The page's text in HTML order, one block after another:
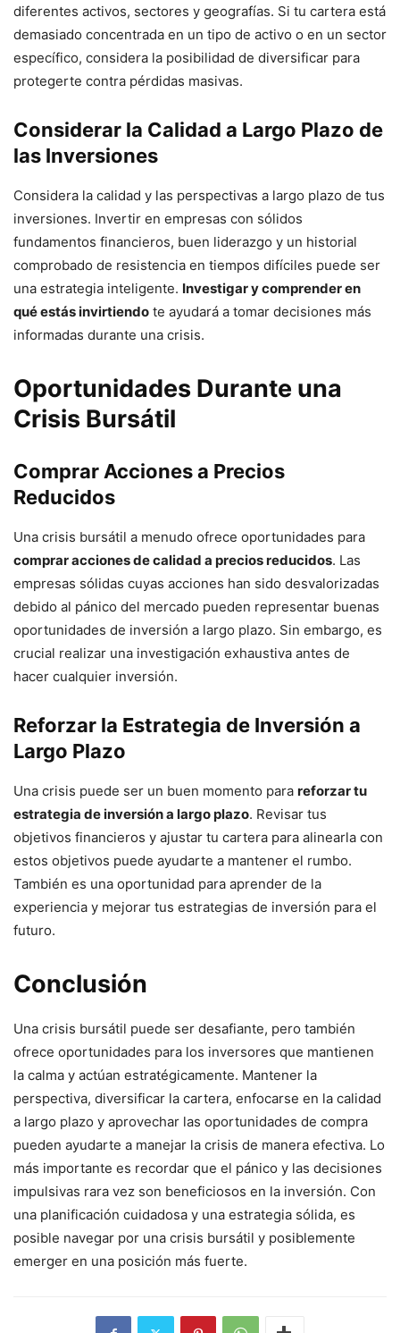
diferentes activos, sectores y geografías. Si tu cartera está
demasiado concentrada en un tipo de activo o en un sector
específico, considera la posibilidad de diversificar para
protegerte contra pérdidas masivas.
Considerar la Calidad a Largo Plazo de
las Inversiones
Considera la calidad y las perspectivas a largo plazo de tus
inversiones. Invertir en empresas con sólidos
fundamentos financieros, buen liderazgo y un historial
comprobado de resistencia en tiempos difíciles puede ser
una estrategia inteligente. Investigar y comprender en
qué estás invirtiendo te ayudará a tomar decisiones más
informadas durante una crisis.
Oportunidades Durante una
Crisis Bursátil
Comprar Acciones a Precios
Reducidos
Una crisis bursátil a menudo ofrece oportunidades para
comprar acciones de calidad a precios reducidos. Las
empresas sólidas cuyas acciones han sido desvalorizadas
debido al pánico del mercado pueden representar buenas
oportunidades de inversión a largo plazo. Sin embargo, es
crucial realizar una investigación exhaustiva antes de
hacer cualquier inversión.
Reforzar la Estrategia de Inversión a
Largo Plazo
Una crisis puede ser un buen momento para reforzar tu
estrategia de inversión a largo plazo. Revisar tus
objetivos financieros y ajustar tu cartera para alinearla con
estos objetivos puede ayudarte a mantener el rumbo.
También es una oportunidad para aprender de la
experiencia y mejorar tus estrategias de inversión para el
futuro.
Conclusión
Una crisis bursátil puede ser desafiante, pero también
ofrece oportunidades para los inversores que mantienen
la calma y actúan estratégicamente. Mantener la
perspectiva, diversificar la cartera, enfocarse en la calidad
a largo plazo y aprovechar las oportunidades de compra
pueden ayudarte a manejar la crisis de manera efectiva. Lo
más importante es recordar que el pánico y las decisiones
impulsivas rara vez son beneficiosos en la inversión. Con
una planificación cuidadosa y una estrategia sólida, es
posible navegar por una crisis bursátil y posiblemente
emerger en una posición más fuerte.